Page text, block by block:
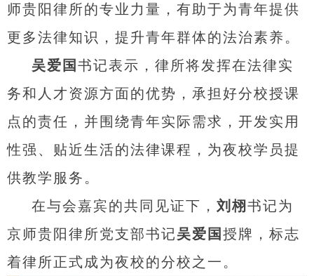
师贵阳律所的专业力量，有助于为青年提供
更多法律知识，提升青年群体的法治素养。
吴爱国 书记表示，律所将发挥在法律实
务和人才资源方面的优势，承担好分校授课
点的责任，并围绕青年实际需求，开发实用
性强、贴近生活的法律课程，为夜校学员提
供教学服务。
在与会嘉宾的共同见证下， 刘栩 书记为
京师贵阳律所党支部书记吴爱国 授牌，标志
着律所正式成为夜校的分校之一。